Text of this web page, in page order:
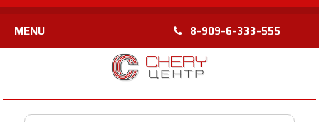
MENU 8-909-6-333-555